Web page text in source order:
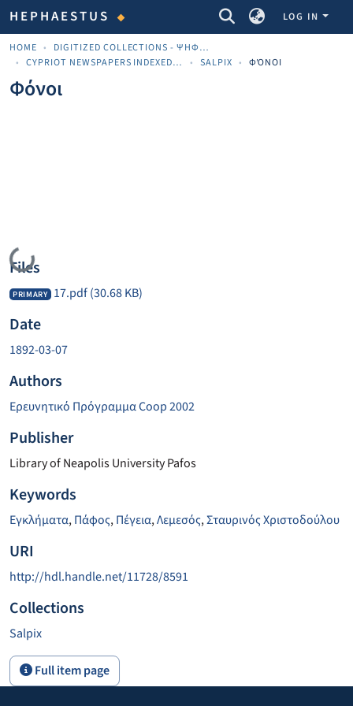
HEPHAESTUS COMMUNITIES & COLLECTIONS
LOG IN
HOME
DIGITIZED COLLECTIONS - ΨΗΦΙΟΠΟΙΗΜΈΝΕΣ ΣΥΛΛΟΓΈΣ
CYPRIOT NEWSPAPERS INDEXED MATERIAL
SALPIX ΦΌΝΟΙ
Φόνοι
Loading...
Files
PRIMARY 17.pdf(30.68 KB)
Date
1892-03-07
Authors
Ερευνητικό Πρόγραμμα Coop 2002
Publisher
Library of Neapolis University Pafos
Keywords
Εγκλήματα,Πάφος,Πέγεια,Λεμεσός,Σταυρινός Χριστοδούλου
URI
http://hdl.handle.net/11728/8591
Collections
Salpix
Full item page